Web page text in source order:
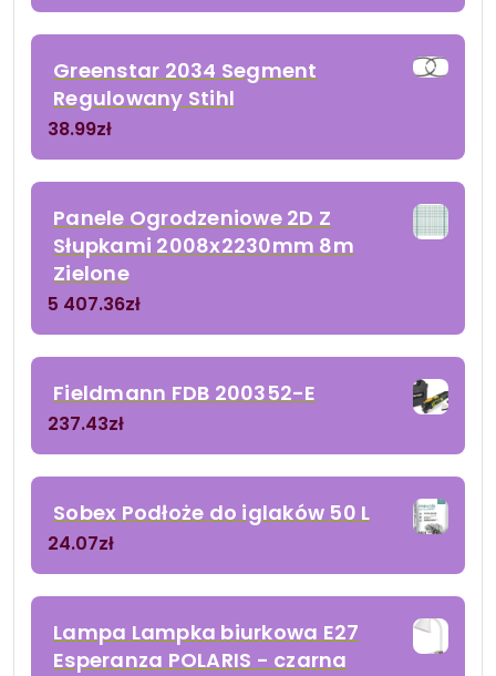
Greenstar 2034 Segment
Regulowany Stihl
38.99zł
Panele Ogrodzeniowe 2D Z
Słupkami 2008x2230mm 8m
Zielone
5 407.36zł
Fieldmann FDB 200352-E
237.43zł
Sobex Podłoże do iglaków 50 L
24.07zł
Lampa Lampka biurkowa E27
Esperanza POLARIS - czarna